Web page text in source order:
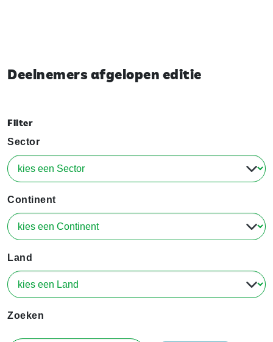
Deelnemers afgelopen editie
Filter
Sector
Continent
Land
Zoeken